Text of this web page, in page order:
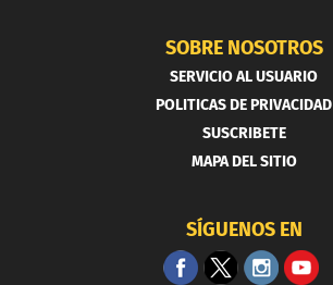
SOBRE NOSOTROS
SERVICIO AL USUARIO
POLITICAS DE PRIVACIDAD
SUSCRIBETE
MAPA DEL SITIO
SÍGUENOS EN